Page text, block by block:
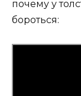
почему у
бороться: